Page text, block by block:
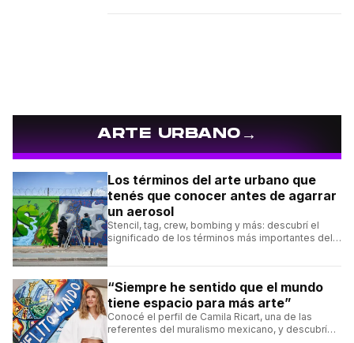
ARTE URBANO→
Los términos del arte urbano que
tenés que conocer antes de agarrar
un aerosol
Stencil, tag, crew, bombing y más: descubrí el
significado de los términos más importantes del
“Siempre he sentido que el mundo
tiene espacio para más arte”
Conocé el perfil de Camila Ricart, una de las
referentes del muralismo mexicano, y descubrí